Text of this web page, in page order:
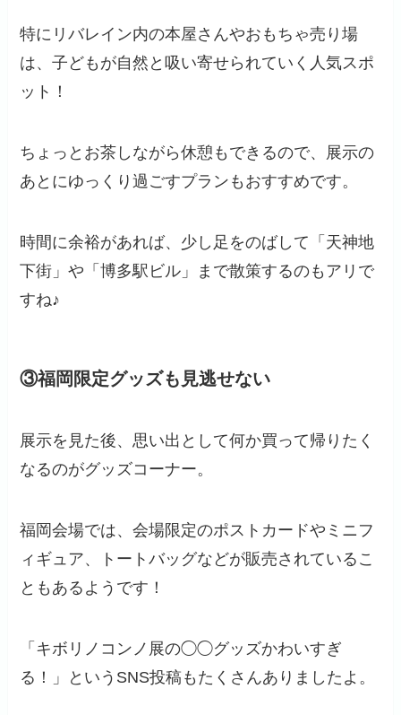
特にリバレイン内の本屋さんやおもちゃ売り場
は、子どもが自然と吸い寄せられていく人気スポ
ット！
ちょっとお茶しながら休憩もできるので、展示の
あとにゆっくり過ごすプランもおすすめです。
時間に余裕があれば、少し足をのばして「天神地
下街」や「博多駅ビル」まで散策するのもアリで
すね♪
③福岡限定グッズも見逃せない
展示を見た後、思い出として何か買って帰りたく
なるのがグッズコーナー。
福岡会場では、会場限定のポストカードやミニフ
ィギュア、トートバッグなどが販売されているこ
ともあるようです！
「キボリノコンノ展の◯◯グッズかわいすぎ
る！」というSNS投稿もたくさんありましたよ。